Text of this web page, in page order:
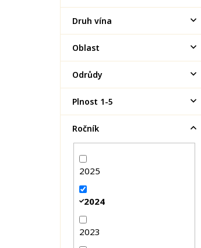
p
n
l
Druh vína
Oblast
Odrůdy
Plnost 1-5
Ročník
2025
2024
2023